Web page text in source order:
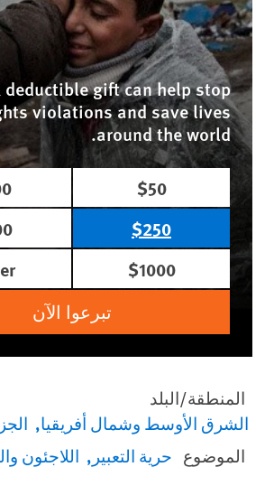
deductible gift can help stop
violations and save lives
around the world.
$50
$250
$1000
تبرعوا الآن
المنطقة/البلد
الشرق الأوسط وشمال أفريقيا
الموضوع حرية التعبير اللاجئون